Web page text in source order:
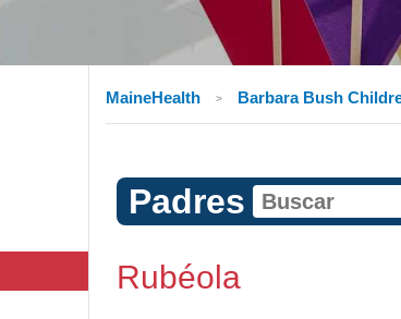
MaineHealth Barbara Bush
Padres
Rubéola